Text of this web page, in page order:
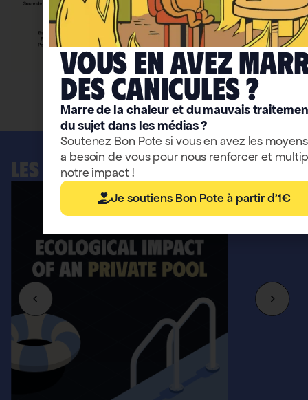
Accéder aux infographies
LES OUTILS BONPOTE
Vous en avez
deS caniculeS ?
Marre de la chaleur et du mauvais
du sujet dans les médias ?
Soutenez Bon Pote si vous en avez les
a besoin de vous pour nous renforcer et
notre impact !
Je soutiens Bon Pote à partir d'1€